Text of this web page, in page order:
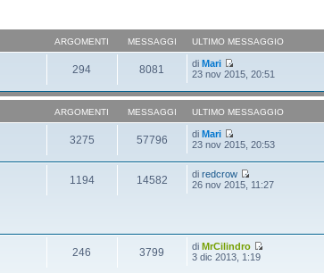
ARGOMENTI MESSAGGI ULTIMO MESSAGGIO
294 8081 diMari
23 nov 2015, 20:51
ARGOMENTI MESSAGGI ULTIMO MESSAGGIO
3275 57796 diMari
23 nov 2015, 20:53
1194 14582 diredcrow
26 nov 2015, 11:27
246 3799 diMrCilindro
3 dic 2013, 1:19